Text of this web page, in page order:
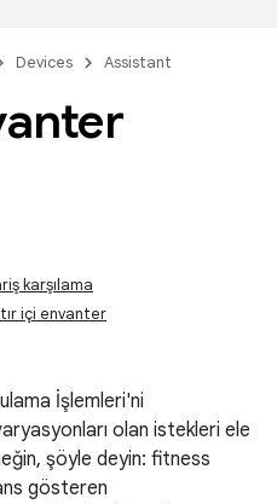
Devices Assistant
karşılama
içi envanter
İşlemleri'ni
olan istekleri ele
şöyle deyin: fitness
gösteren